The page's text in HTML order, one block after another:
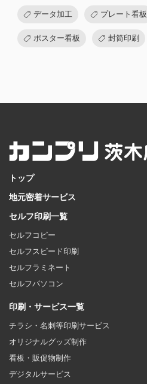
データ加工 プレート看板
ポスター看板 封筒印刷
トップ
地元密着サービス
セルフ印刷一覧
セルフコピー
セルフスピード印刷
セルフラミネート
セルフパソコン
印刷・サービス一覧
チラシ・名刺等印刷サービス
オリジナルグッズ制作
看板・販促物制作
デジタルサービス